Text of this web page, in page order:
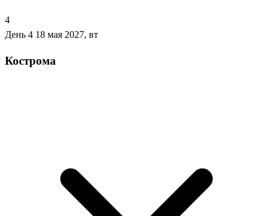
4
День 4 18 мая 2027, вт
Кострома